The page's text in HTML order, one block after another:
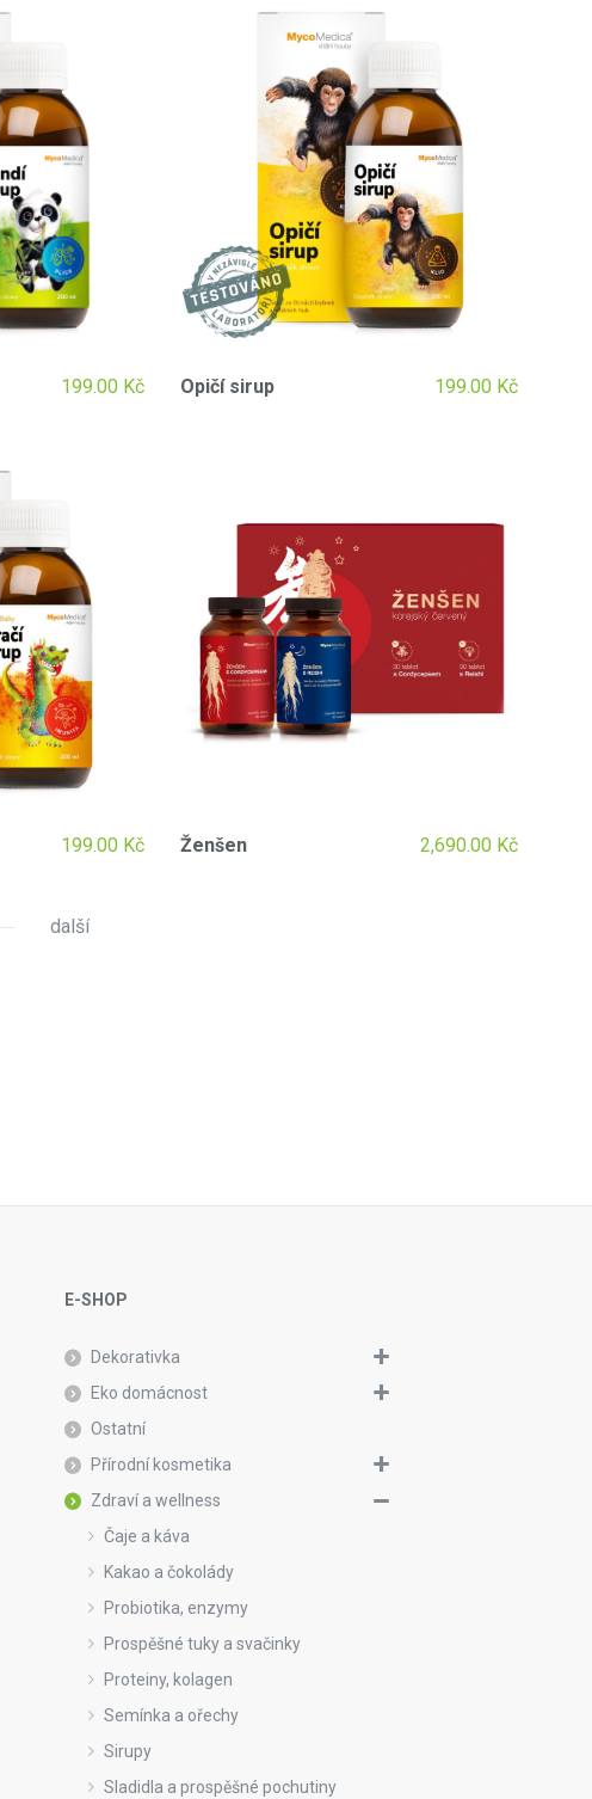
199.00 Kč Opičí sirup 199.00 Kč
199.00 Kč Ženšen 2,690.00 Kč
další
E-SHOP
Dekorativka
Eko domácnost
Ostatní
Přírodní kosmetika
Zdraví a wellness
Čaje a káva
Kakao a čokolády
Probiotika, enzymy
Prospěšné tuky a svačinky
Proteiny, kolagen
Semínka a ořechy
Sirupy
Sladidla a prospěšné pochutiny